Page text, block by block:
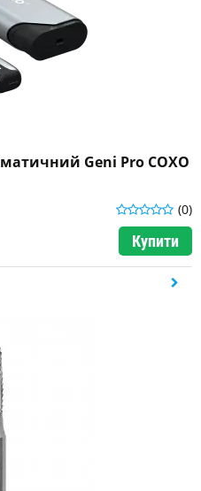
Geni Pro СОХО
(0)
Купити